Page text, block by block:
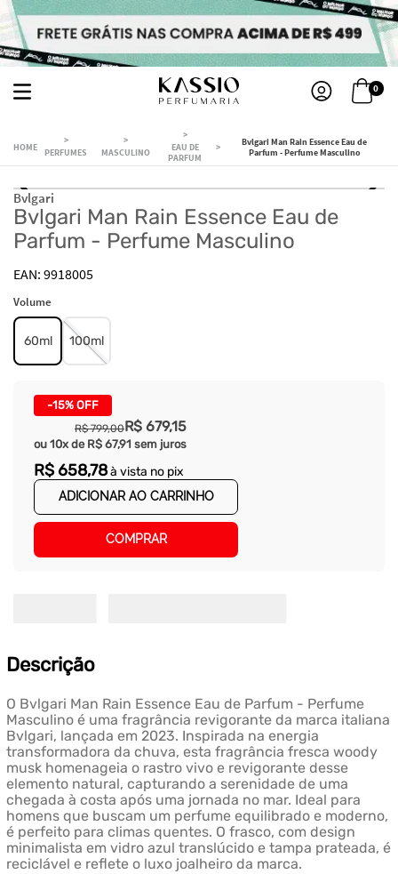
0
PERFUMES MASCULINO
EAU DE
PARFUM
Bvlgari Man Rain Essence Eau de
Parfum - Perfume Masculino
Bvlgari
Bvlgari Man Rain Essence Eau de
Parfum - Perfume Masculino
9918005
Volume
60ml 100ml
-15% OFF
R$ 679,15
R$ 799,00
ou 10x de R$ 67,91 sem juros
R$658,78à vista no pix
ADICIONAR AO CARRINHO
COMPRAR
Descrição
O Bvlgari Man Rain Essence Eau de Parfum - Perfume
Masculino é uma fragrância revigorante da marca italiana
Bvlgari, lançada em 2023. Inspirada na energia
transformadora da chuva, esta fragrância fresca woody
musk homenageia o rastro vivo e revigorante desse
elemento natural, capturando a serenidade de uma
chegada à costa após uma jornada no mar. Ideal para
homens que buscam um perfume equilibrado e moderno,
é perfeito para climas quentes. O frasco, com design
minimalista em vidro azul translúcido e tampa prateada, é
reciclável e reflete o luxo joalheiro da marca.